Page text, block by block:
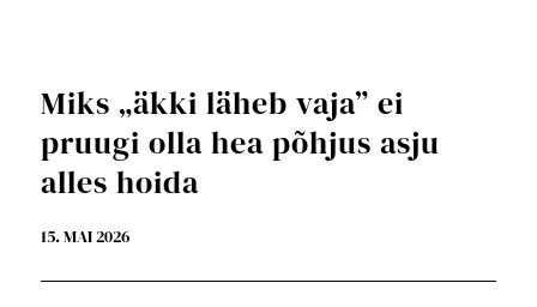
Miks „äkki läheb vaja” ei
pruugi olla hea põhjus asju
alles hoida
15. MAI 2026